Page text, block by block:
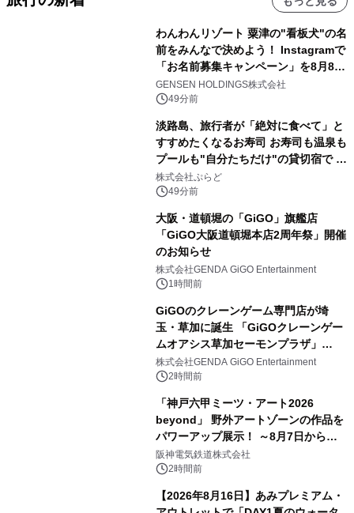
わんわんリゾート 粟津の"看板犬"の名
前をみんなで決めよう！ Instagramで
「お名前募集キャンペーン」を8月8日
(土)より開催
GENSEN HOLDINGS株式会社
49分前
淡路島、旅行者が「絶対に食べて」と
すすめたくなるお寿司 お寿司も温泉も
プールも"自分たちだけ"の貸切宿で 1
日1組限定「岩屋温泉 絵島別庭 海と
森」の握り寿司プラン
株式会社ぷらど
49分前
大阪・道頓堀の「GiGO」旗艦店
「GiGO大阪道頓堀本店2周年祭」開催
のお知らせ
株式会社GENDA GiGO Entertainment
1時間前
GiGOのクレーンゲーム専門店が埼
玉・草加に誕生 「GiGOクレーンゲー
ムオアシス草加セーモンプラザ」
2026年8月7日(金)10時グランドオープ
ン
株式会社GENDA GiGO Entertainment
2時間前
「神戸六甲ミーツ・アート2026
beyond」 野外アートゾーンの作品を
パワーアップ展示！ ～8月7日からは
直前割パスポートを販売～
阪神電気鉄道株式会社
2時間前
【2026年8月16日】あみプレミアム・